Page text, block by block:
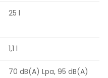
25 l
1,1 l
70 dB(A) Lpa, 95 dB(A)